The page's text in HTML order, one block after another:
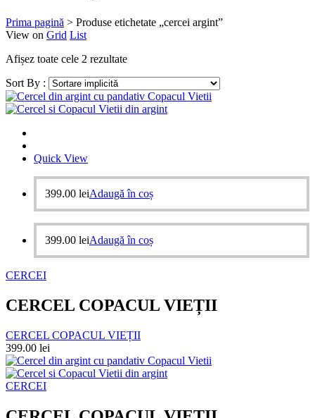
Prima pagină > Produse etichetate „cercei argint”
View on Grid List
Afișez toate cele 2 rezultate
Sort By :
Quick View
399.00 leiAdaugă în coș
399.00 leiAdaugă în coș
CERCEI
CERCEL COPACUL VIEȚII
CERCEL COPACUL VIEȚII
399.00 lei
CERCEI